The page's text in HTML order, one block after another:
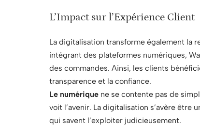
L’Impact sur l’Expérience Client
La digitalisation transforme également la
intégrant des plateformes numériques,
des commandes. Ainsi, les clients
transparence et la confiance.
Le numérique ne se contente pas de
voit l’avenir. La digitalisation s’avère être
qui savent l’exploiter judicieusement.